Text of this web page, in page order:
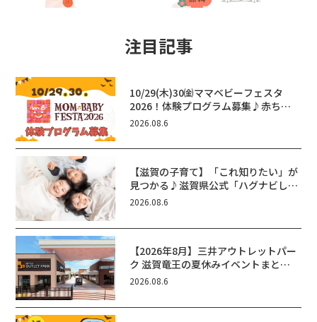
注目記事
10/29(木)30㈮ママベビーフェスタ
2026！体験プログラム募集♪赤ちゃ
ん向けイベントに出演しませんか？
2026.08.6
【滋賀の子育て】「これ知りたい」が
見つかる♪滋賀県公式「ハグナビし
が」使ってる？おでかけ・制度・子育
2026.08.6
【2026年8月】三井アウトレットパー
ク 滋賀竜王の夏休みイベントまと
め！びしょぬれ水あそび・激辛グル
ん！
2026.08.6